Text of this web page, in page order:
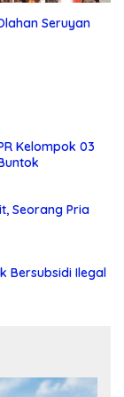
Seruyan
Kelompok 03
Seorang Pria
Bersubsidi Ilegal